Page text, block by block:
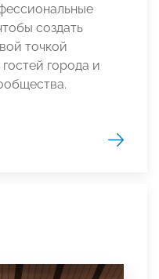
создать
точкой
города и